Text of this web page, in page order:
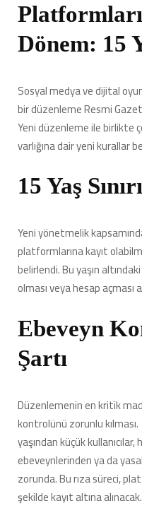
Dönem: 15
Sosyal medya ve dijital
bir düzenleme Resmi
Yeni düzenleme ile birlikte
varlığına dair yeni kurallar
15 Yaş
Yeni yönetmelik
platformlarına kayıt
belirlendi. Bu yaşın
olması veya hesap
Ebeveyn
Şartı
Düzenlemenin en kritik
kontrolünü zorunlu
yaşından küçük
ebeveynlerinden ya da
zorunda. Bu rıza süreci,
şekilde kayıt altına alınacak.